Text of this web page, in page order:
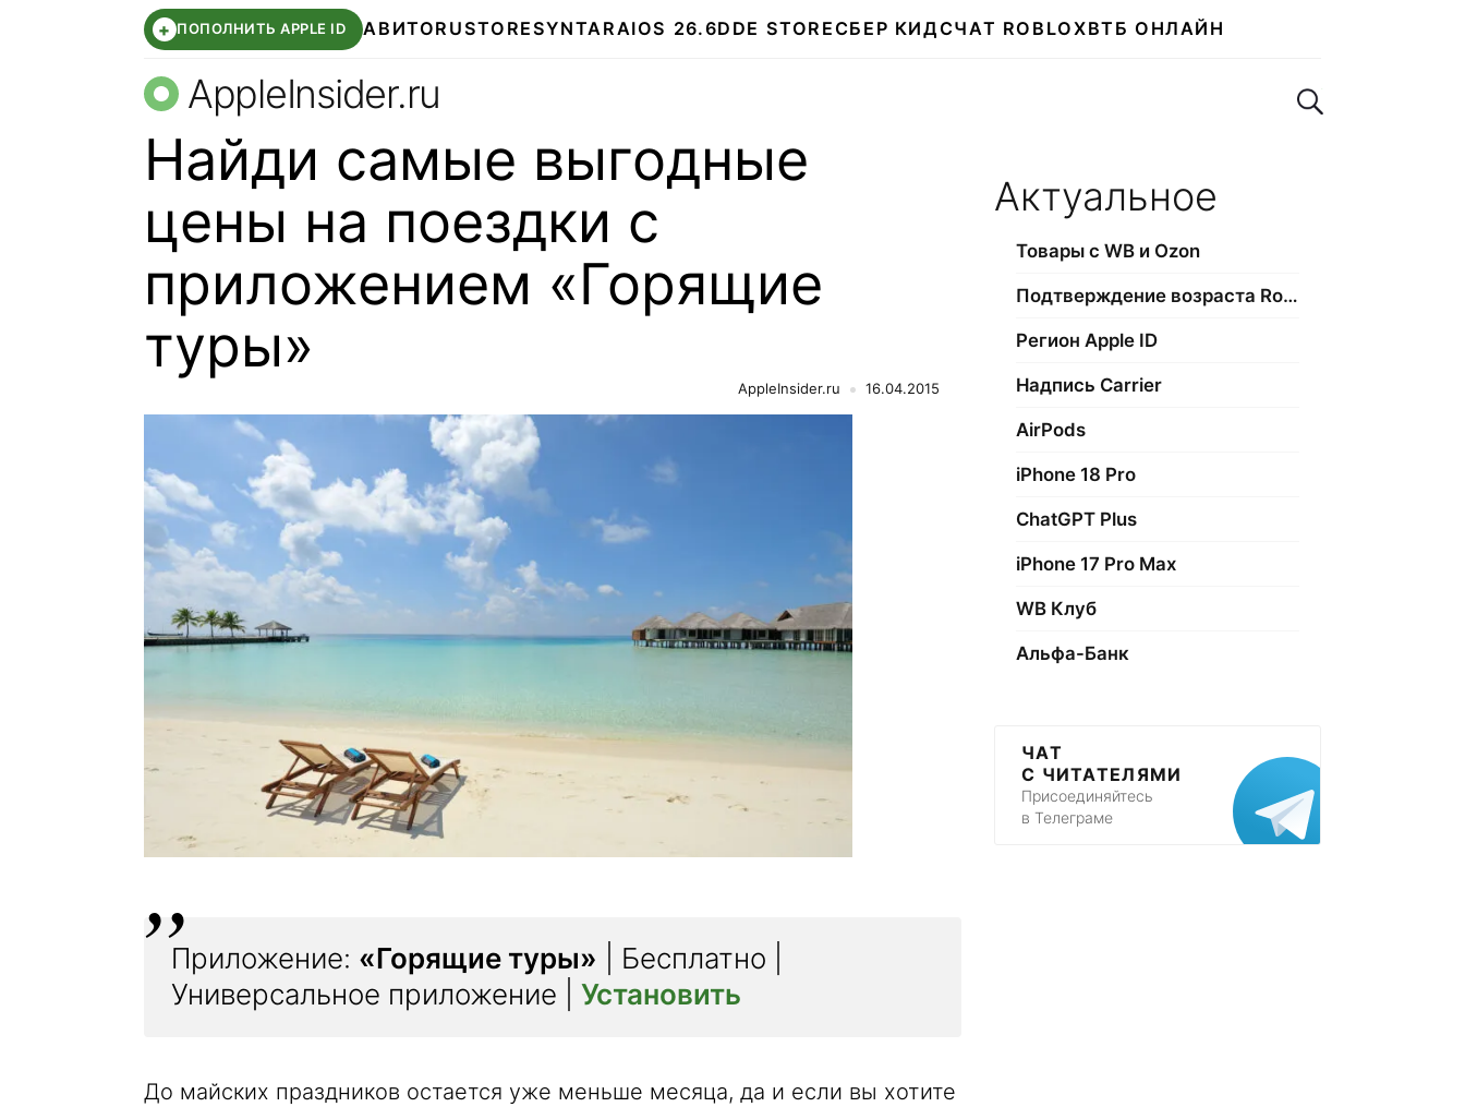
+ ПОПОЛНИТЬ APPLE ID АВИТОRUSTORESYNTARAIOS 26.6DDE STORE СБЕР КИДСЧАТ ROBLOXВТБ ОНЛАЙН
AppleInsider.ru Поиск по сайту
Найди самые выгодные
цены на поездки с
приложением «Горящие
туры»
AppleInsider.ru 16.04.2015
Приложение: «Горящие туры» | Бесплатно |
Универсальное приложение | Установить
До майских праздников остается уже меньше месяца, да и если вы хотите
Актуальное
Товары с WB и Ozon
Подтверждение возраста Roblox
Регион Apple ID
Надпись Carrier
AirPods
iPhone 18 Pro
ChatGPT Plus
iPhone 17 Pro Max
WB Клуб
Альфа-Банк
ЧАТ
С ЧИТАТЕЛЯМИ
Присоединяйтесь
в Телеграме